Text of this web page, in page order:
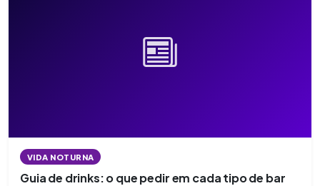
VIDA NOTURNA
Guia de drinks: o que pedir em cada tipo de bar